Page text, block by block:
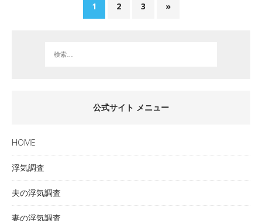
1 2 3 »
公式サイト メニュー
HOME
浮気調査
夫の浮気調査
妻の浮気調査